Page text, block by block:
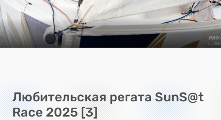
Любительская регата SunS@t
Race 2025 [3]